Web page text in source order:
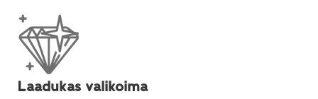
Laadukas valikoima